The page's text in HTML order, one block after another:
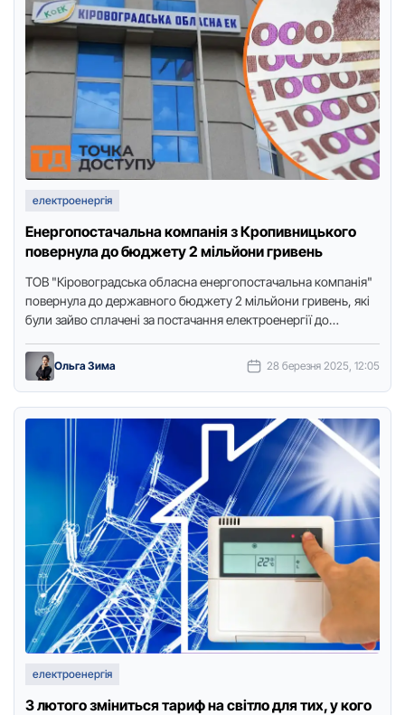
електроенергія
Енергопостачальна компанія з Кропивницького
повернула до бюджету 2 мільйони гривень
ТОВ "Кіровоградська обласна енергопостачальна компанія"
повернула до державного бюджету 2 мільйони гривень, які
були зайво сплачені за постачання електроенергії до
Ольга Зима 28 березня 2025, 12:05
електроенергія
З лютого зміниться тариф на світло для тих, у кого